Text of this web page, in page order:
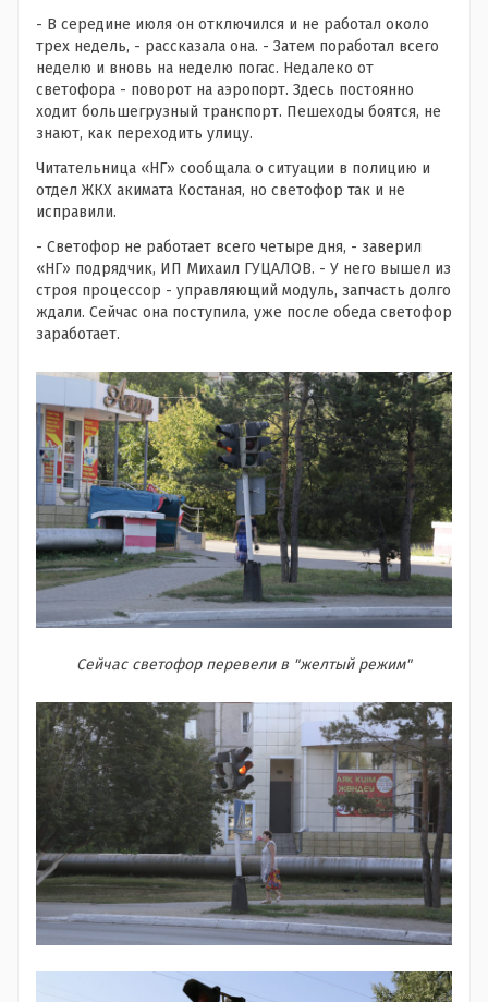
- В середине июля он отключился и не работал около
трех недель, - рассказала она. - Затем поработал всего
неделю и вновь на неделю погас. Недалеко от
светофора - поворот на аэропорт. Здесь постоянно
ходит большегрузный транспорт. Пешеходы боятся, не
знают, как переходить улицу.
Читательница «НГ» сообщала о ситуации в полицию и
отдел ЖКХ акимата Костаная, но светофор так и не
исправили.
- Светофор не работает всего четыре дня, - заверил
«НГ» подрядчик, ИП Михаил ГУЦАЛОВ. - У него вышел из
строя процессор - управляющий модуль, запчасть долго
ждали. Сейчас она поступила, уже после обеда светофор
заработает.
Сейчас светофор перевели в "желтый режим"